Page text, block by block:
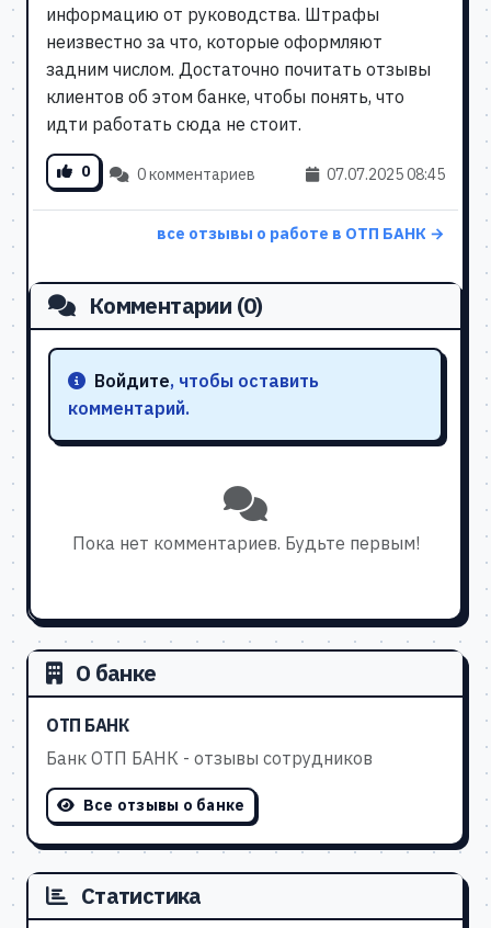
информацию от руководства. Штрафы
неизвестно за что, которые оформляют
задним числом. Достаточно почитать отзывы
клиентов об этом банке, чтобы понять, что
идти работать сюда не стоит.
0 0 комментариев 07.07.2025 08:45
все отзывы о работе в ОТП БАНК →
Комментарии (0)
Войдите, чтобы оставить
комментарий.
Пока нет комментариев. Будьте первым!
О банке
ОТП БАНК
Банк ОТП БАНК - отзывы сотрудников
Все отзывы о банке
Статистика